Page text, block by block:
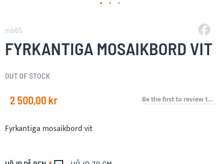
to
the
beginning
of
images
mb65
FYRKANTIGA MOSAIKBORD VIT
OUT OF STOCK
2 500,00 kr Be the first to review this product
Fyrkantiga mosaikbord vit